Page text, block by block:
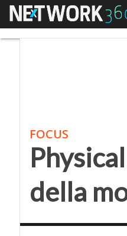
Menu
FOCUS
della